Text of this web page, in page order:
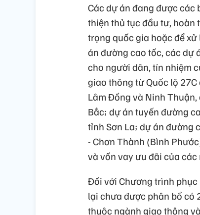
Các dự án đang được
thiện thủ tục đầu tư, hoàn
trọng quốc gia hoặc để
án đường cao tốc, các dự
cho người dân, tín nhiệm
giao thông từ Quốc lộ
Lâm Đồng và Ninh
Bắc; dự án tuyến đường
tỉnh Sơn La; dự án đường
- Chơn Thành (Bình
và vốn vay ưu đãi của
Đối với Chương trình phục
lại chưa được phân bổ có
thuộc ngành giao thông